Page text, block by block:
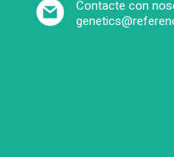
Contacte con